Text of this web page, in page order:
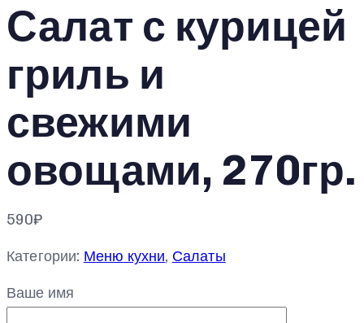
Салат с курицей
гриль и
свежими
овощами, 270гр.
590₽
Категории: Меню кухни, Салаты
Ваше имя